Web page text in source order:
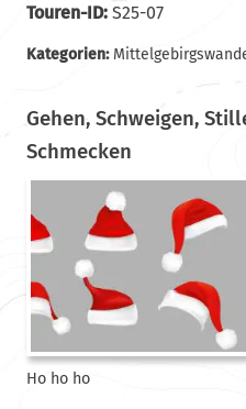
Touren-ID:S25-07
Kategorien:
Gehen, Schweigen,
Schmecken
Ho ho ho